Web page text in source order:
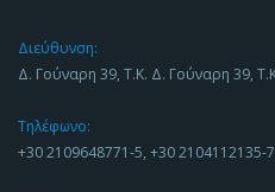
Διεύθυνση:
Δ. Γούναρη 39, Τ.Κ. Δ. Γούναρη 39,
Τηλέφωνο:
+30 2109648771-5, +30 2104112135-7